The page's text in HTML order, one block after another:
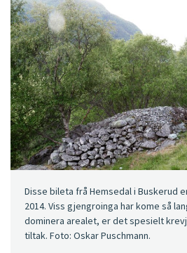
Disse bileta frå Hemsedal i Buskerud
2014. Viss gjengroinga har kome så
dominera arealet, er det spesielt
tiltak. Foto: Oskar Puschmann.